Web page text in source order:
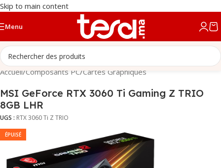
Skip to main content
Menu
Accueil/Composants PC/Cartes Graphiques
MSI GeForce RTX 3060 Ti Gaming Z TRIO
8GB LHR
UGS : RTX 3060 Ti Z TRIO
ÉPUISÉ